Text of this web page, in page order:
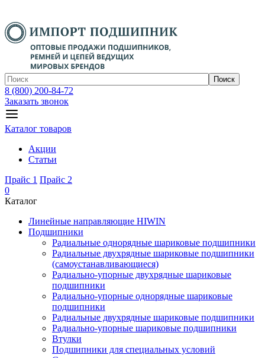
Поиск
8 (800) 200-84-72
Заказать звонок
Каталог товаров
Акции
Статьи
Прайс 1 Прайс 2
0
Каталог
Линейные направляющие HIWIN
Подшипники
Радиальные однорядные шариковые подшипники
Радиальные двухрядные шариковые подшипники
(самоустанавливающиеся)
Радиально-упорные двухрядные шариковые
подшипники
Радиально-упорные однорядные шариковые
подшипники
Радиальные двухрядные шариковые подшипники
Радиально-упорные шариковые подшипники
Втулки
Подшипники для специальных условий